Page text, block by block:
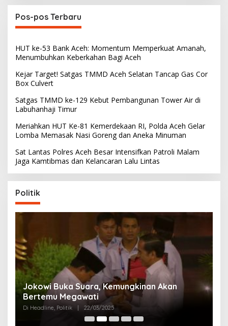
Pos-pos Terbaru
HUT ke-53 Bank Aceh: Momentum Memperkuat Amanah,
Menumbuhkan Keberkahan Bagi Aceh
Kejar Target! Satgas TMMD Aceh Selatan Tancap Gas Cor
Box Culvert
Satgas TMMD ke-129 Kebut Pembangunan Tower Air di
Labuhanhaji Timur
Meriahkan HUT Ke-81 Kemerdekaan RI, Polda Aceh Gelar
Lomba Memasak Nasi Goreng dan Aneka Minuman
Sat Lantas Polres Aceh Besar Intensifkan Patroli Malam
Jaga Kamtibmas dan Kelancaran Lalu Lintas
Politik
Partai Perjuangan Aceh Bangun Peran
Perempuan di Parlemen Aceh
Di Politik | 12/03/2025